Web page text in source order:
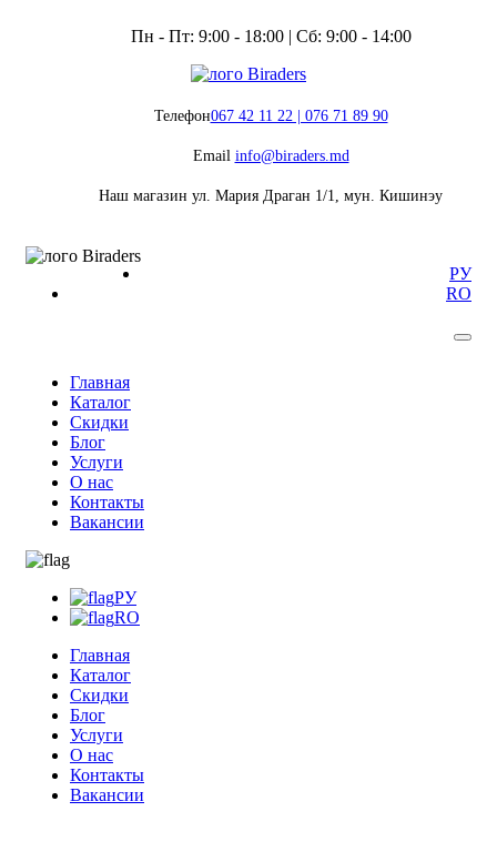
Пн - Пт: 9:00 - 18:00 | Сб: 9:00 - 14:00
Телефон067 42 11 22 | 076 71 89 90
Email info@biraders.md
Наш магазин ул. Мария Драган 1/1, мун. Кишинэу
РУ
RO
Главная
Каталог
Скидки
Блог
Услуги
О нас
Контакты
Вакансии
РУ
RO
Главная
Каталог
Скидки
Блог
Услуги
О нас
Контакты
Вакансии